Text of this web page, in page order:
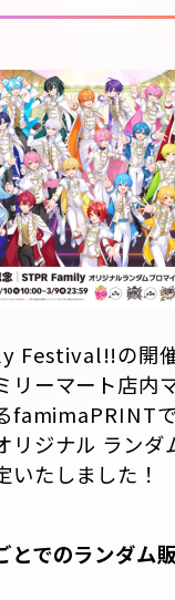
Festival!!の開催
リーマート店内
famimaPRINTで
リジナル ランダ
いたしました！
とでのランダム